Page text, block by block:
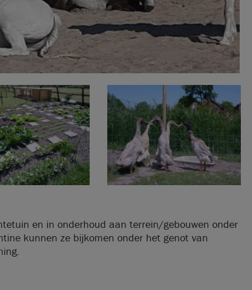
en in onderhoud aan terrein/gebouwen onder
kunnen ze bijkomen onder het genot van